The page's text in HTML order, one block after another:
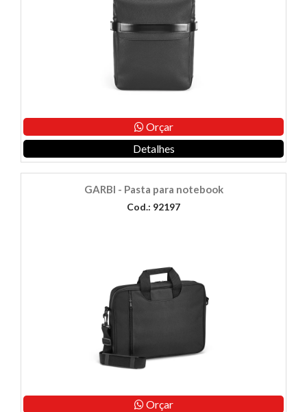
Orçar
Detalhes
GARBI - Pasta para notebook
Cod.: 92197
Orçar